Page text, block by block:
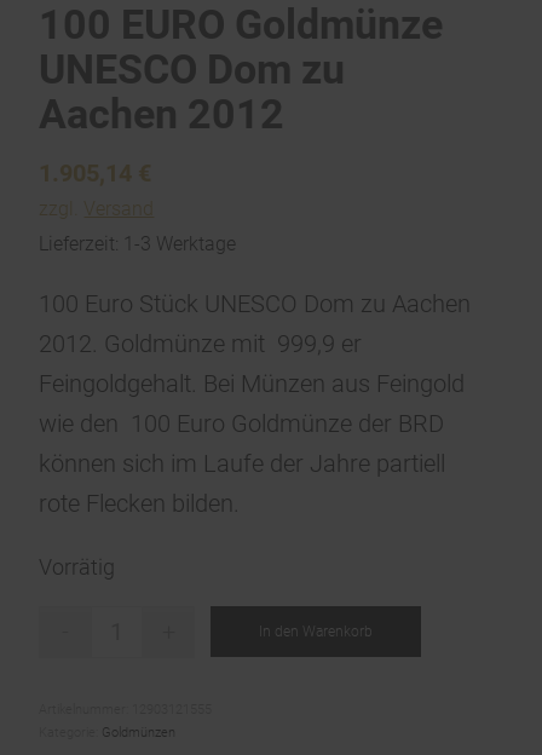
100 EURO Goldmünze
UNESCO Dom zu
Aachen 2012
1.905,14 €
zzgl.
Versand
Lieferzeit: 1-3 Werktage
100 Euro Stück UNESCO Dom zu Aachen
2012. Goldmünze mit 999,9 er
Feingoldgehalt. Bei Münzen aus Feingold
wie den 100 Euro Goldmünze der BRD
können sich im Laufe der Jahre partiell
rote Flecken bilden.
Vorrätig
In den Warenkorb
Goldmünzen